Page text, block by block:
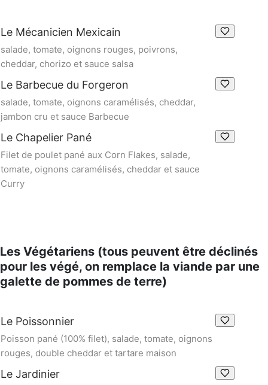
Le Mécanicien Mexicain
salade, tomate, oignons rouges, poivrons,
cheddar, chorizo et sauce salsa
Le Barbecue du Forgeron
salade, tomate, oignons caramélisés, cheddar,
jambon cru et sauce Barbecue
Le Chapelier Pané
Filet de poulet pané aux Corn Flakes, salade,
tomate, oignons caramélisés, cheddar et sauce
Curry
Les Végétariens (tous peuvent être déclinés
pour les végé, on remplace la viande par une
galette de pommes de terre)
Le Poissonnier
Poisson pané (100% filet), salade, tomate, oignons
rouges, double cheddar et tartare maison
Le Jardinier